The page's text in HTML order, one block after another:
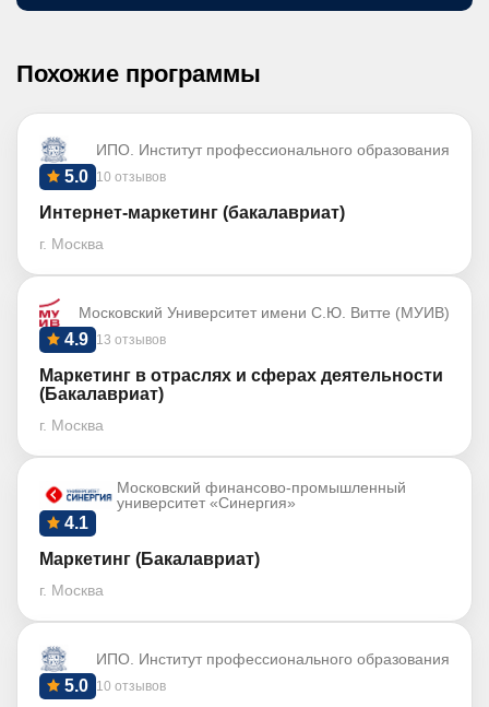
Похожие программы
ИПО. Институт профессионального образования
10 отзывов
5.0
Интернет-маркетинг (бакалавриат)
г. Москва
Московский Университет имени С.Ю. Витте (МУИВ)
13 отзывов
4.9
Маркетинг в отраслях и сферах деятельности
(Бакалавриат)
г. Москва
Московский финансово-промышленный
университет «Синергия»
4.1
Маркетинг (Бакалавриат)
г. Москва
ИПО. Институт профессионального образования
10 отзывов
5.0